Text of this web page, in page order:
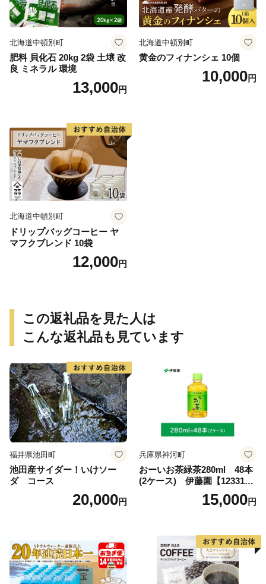
北海道中頓別町
肥料 貝化石 20kg 2袋 土壌 改
良 ミネラル 環境
13,000円
北海道中頓別町
黄金のフィナンシェ 10個
10,000円
北海道中頓別町
ドリップバッグコーヒー ヤ
マフクブレンド 10袋
12,000円
この返礼品を見た人は
こんな返礼品も見ています
福井県池田町
池田産サイダー！いけソー
ダ コース
20,000円
兵庫県神河町
おーいお茶緑茶280ml 48本
(2ケース) 伊藤園【123317
15,000円